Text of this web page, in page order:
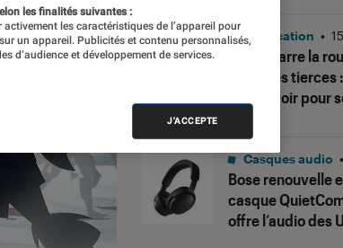
Gmail barre la
adresses tierces
faut savoir pour
Application •
Bose renouvelle
casque
offre l’audio des
Casques audio •
les finalités suivantes :
les caractéristiques de l’appareil pour
un appareil. Publicités et contenu personnalisés,
d’audience et développement de services.
J'ACCEPTE